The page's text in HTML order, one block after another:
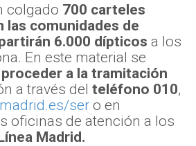
colgado 700 carteles
las comunidades de
6.000 dípticos a los
En este material se
a la tramitación
a través del teléfono 010,
ser o en
oficinas de atención a los
Madrid.